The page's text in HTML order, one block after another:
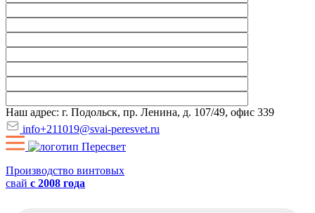
Наш адрес: г. Подольск, пр. Ленина, д. 107/49, офис 339
info+211019@svai-peresvet.ru
Производство винтовых
свай с 2008 года